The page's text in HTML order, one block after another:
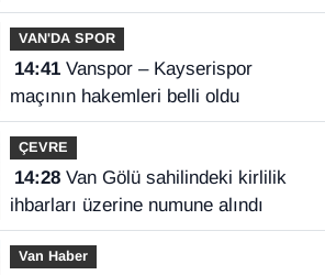
VAN'DA SPOR
14:41Vanspor – Kayserispor
maçının hakemleri belli oldu
ÇEVRE
14:28Van Gölü sahilindeki kirlilik
ihbarları üzerine numune alındı
Van Haber